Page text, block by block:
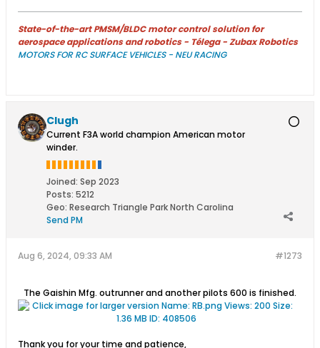
State-of-the-art PMSM/BLDC motor control solution for
aerospace applications and robotics - Télega - Zubax Robotics
MOTORS FOR RC SURFACE VEHICLES - NEU RACING
Clugh
Current F3A world champion American motor
winder.
Joined: Sep 2023
Posts: 5212
Geo: Research Triangle Park North Carolina
Send PM
#1273
Aug 6, 2024, 09:33 AM
The Gaishin Mfg. outrunner and another pilots 600 is finished.
Thank you for your time and patience,